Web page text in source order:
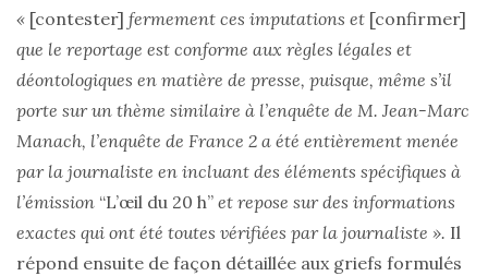
« [contester] fermement ces imputations et [confirmer]
que le reportage est conforme aux règles légales et
déontologiques en matière de presse, puisque, même s’il
porte sur un thème similaire à l’enquête de M. Jean-Marc
Manach, l’enquête de France 2 a été entièrement menée
par la journaliste en incluant des éléments spécifiques à
l’émission “L’œil du 20 h” et repose sur des informations
exactes qui ont été toutes vérifiées par la journaliste ». Il
répond ensuite de façon détaillée aux griefs formulés